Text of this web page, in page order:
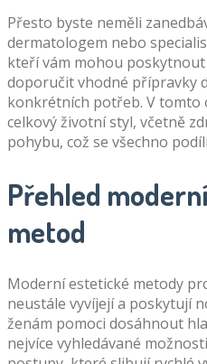
Přesto byste neměli
dermatologem nebo
kteří vám mohou
doporučit vhodné přípravky
konkrétních potřeb. V tomto
celkový životní styl, včetně
pohybu, což se všechno
Přehled
metod
Moderní estetické metody
neustále vyvíjejí a poskytují
ženám pomoci dosáhnout
nejvíce vyhledávané